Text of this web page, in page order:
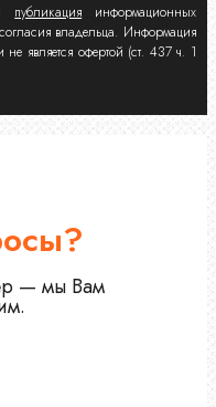
публикация информационных
владельца. Информация
является офертой (ст. 437 ч. 1
— мы Вам